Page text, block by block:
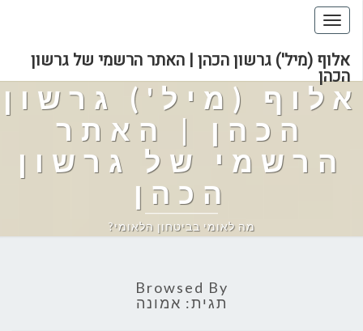
Toggle
navigation
אלוף (מיל') גרשון הכהן | האתר הרשמי של גרשון
הכהן
אלוף (מיל') גרשון
הכהן | האתר
הרשמי של גרשון
הכהן
מה לאומי בביטחון הלאומי?
Browsed By
תגית: אמונה